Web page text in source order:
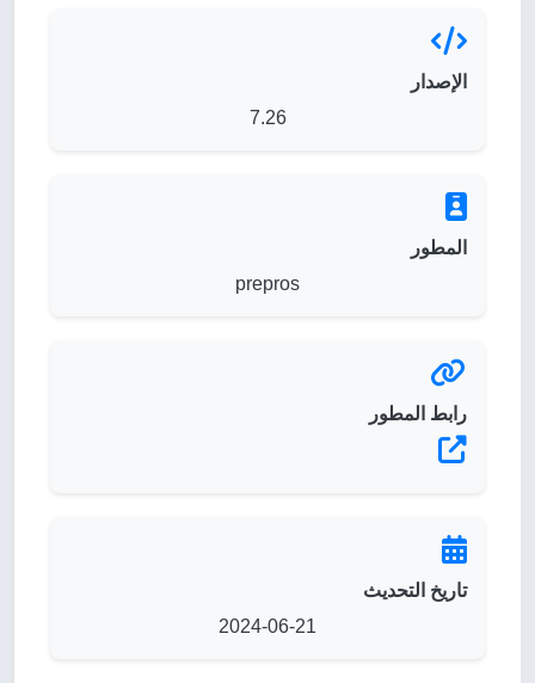
الإصدار
7.26
المطور
prepros
رابط المطور
تاريخ التحديث
2024-06-21